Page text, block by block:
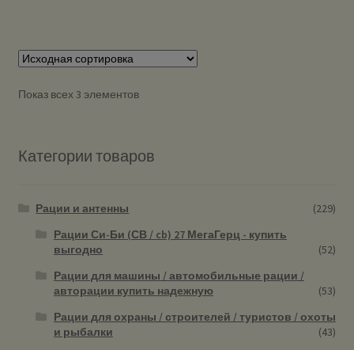
Показ всех 3 элементов
Категории товаров
Рации и антенны
(229)
Рации Си-Би (СВ / cb) 27 МегаГерц - купить
выгодно
(52)
Рации для машины / автомобильные рации /
авторации купить надежную
(53)
Рации для охраны / строителей / туристов / охоты
и рыбалки
(43)